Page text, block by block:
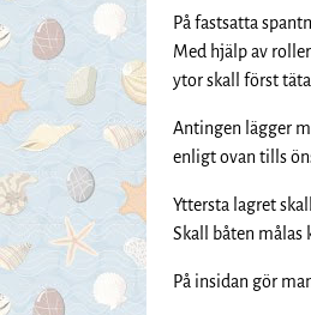
På fastsatta
Med hjälp av
ytor skall först
Antingen lägger
enligt ovan tills
Yttersta lagret
Skall båten målas
På insidan gör